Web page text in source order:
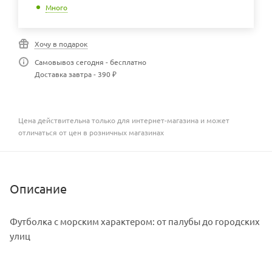
Много
Хочу в подарок
Самовывоз сегодня - бесплатно
Доставка завтра - 390 ₽
Цена действительна только для интернет-магазина и может
отличаться от цен в розничных магазинах
Описание
Футболка с морским характером: от палубы до городских
улиц